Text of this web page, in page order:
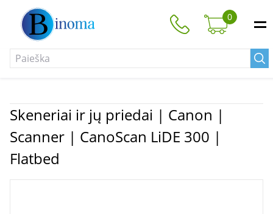
0
Skeneriai ir jų priedai | Canon |
Scanner | CanoScan LiDE 300 |
Flatbed